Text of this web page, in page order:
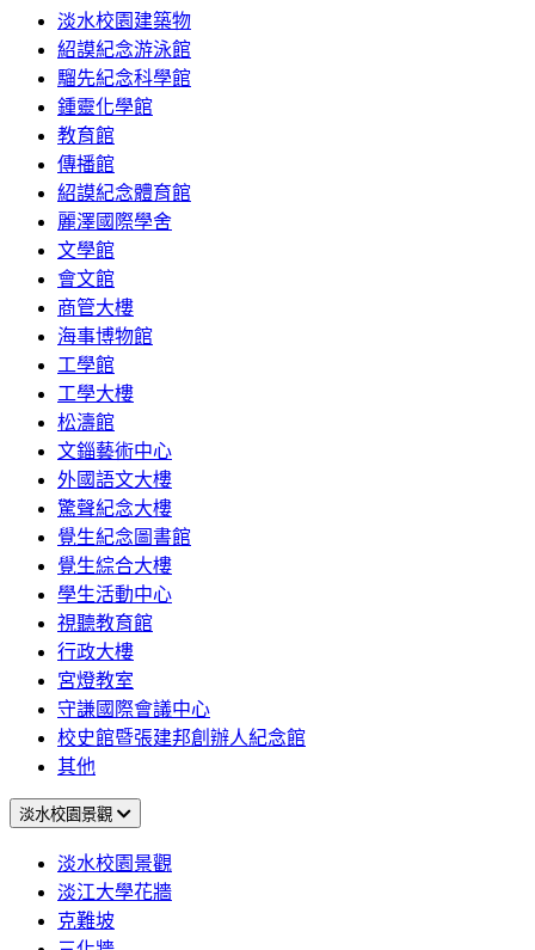
淡水校園建築物
紹謨紀念游泳館
騮先紀念科學館
鍾靈化學館
教育館
傳播館
紹謨紀念體育館
麗澤國際學舍
文學館
會文館
商管大樓
海事博物館
工學館
工學大樓
松濤館
文錙藝術中心
外國語文大樓
驚聲紀念大樓
覺生紀念圖書館
覺生綜合大樓
學生活動中心
視聽教育館
行政大樓
宮燈教室
守謙國際會議中心
校史館暨張建邦創辦人紀念館
其他
淡水校園景觀
淡水校園景觀
淡江大學花牆
克難坡